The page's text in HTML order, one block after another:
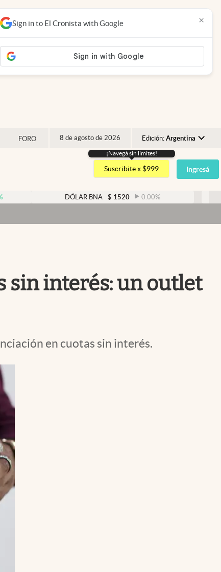
FORO 8 de agosto de 2026 Edición: Argentina
Argentina
España
USA
¡Navegá sin limites!
Suscribite x $999 Ingresá
DÓLAR BNA $ 1520 0.00%
Sign in to El Cronista with Google ×
sin interés: un outlet
en cuotas sin interés.